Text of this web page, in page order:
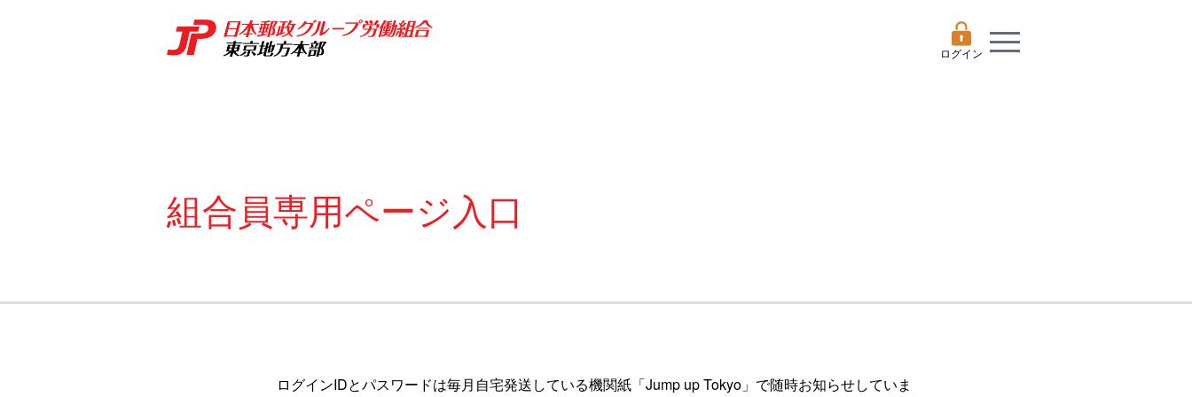
ログイン
組合員専用ページ入口
ログインIDとパスワードは毎月自宅発送している機関紙「Jump up Tokyo」で随時お知らせしていま